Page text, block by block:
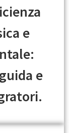
e
e